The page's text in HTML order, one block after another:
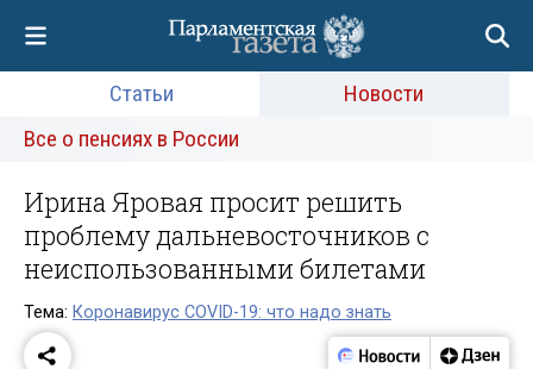
Статьи
Новости
Все о пенсиях в России
Ирина Яровая просит решить
проблему дальневосточников с
неиспользованными билетами
Тема: Коронавирус COVID-19: что надо знать